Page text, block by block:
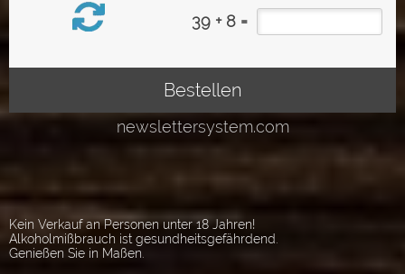
Kein Verkauf an Personen unter 18 Jahren!
Alkoholmißbrauch ist gesundheitsgefährdend.
Genießen Sie in Maßen.